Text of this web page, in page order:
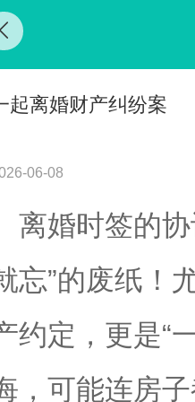
起离婚财产纠纷案
06-08
婚时签的协
忘”的废纸！
约定，更是“
，可能连房子